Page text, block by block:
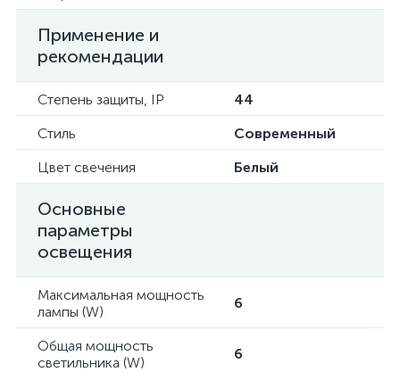
Применение и
рекомендации
Степень защиты, IP
44
Стиль
Современный
Цвет свечения
Белый
Основные
параметры
освещения
Максимальная мощность
лампы (W)
6
Общая мощность
светильника (W)
6